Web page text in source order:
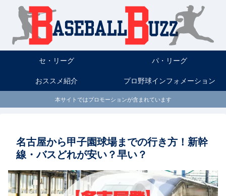
セ・リーグ パ・リーグ
おススメ紹介 プロ野球インフォメーション
本サイトではプロモーションが含まれています
名古屋から甲子園球場までの行き方！新幹
線・バスどれが安い？早い？